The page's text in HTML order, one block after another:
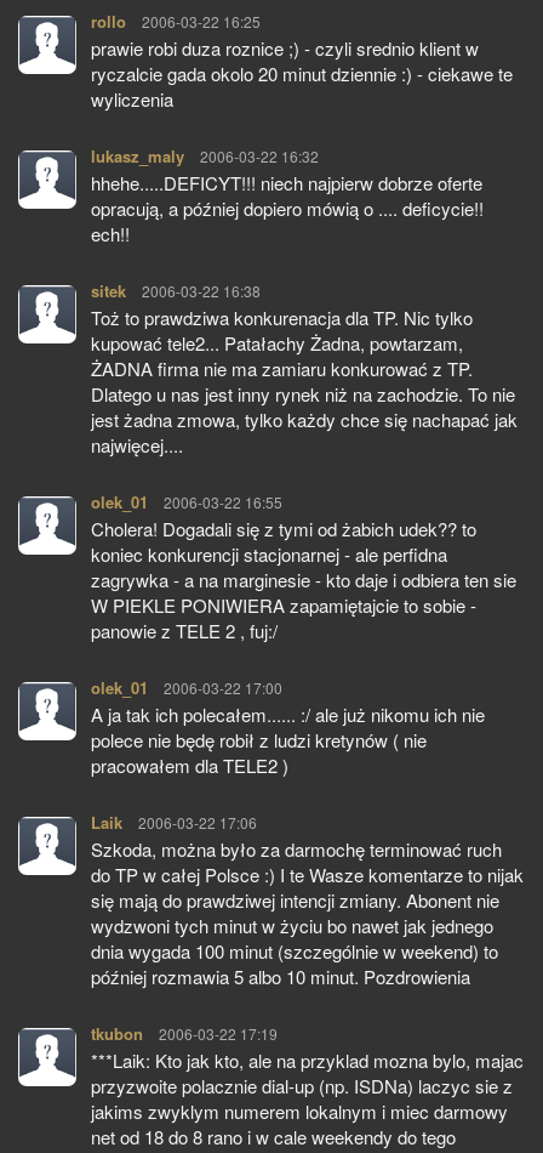
rollo pisze:
2006-03-22 16:25
prawie robi duza roznice ;) - czyli srednio klient w
ryczalcie gada okolo 20 minut dziennie :) - ciekawe te
wyliczenia
lukasz_maly pisze:
2006-03-22 16:32
hhehe.....DEFICYT!!! niech najpierw dobrze oferte
opracują, a później dopiero mówią o .... deficycie!!
ech!!
sitek pisze:
2006-03-22 16:38
Toż to prawdziwa konkurenacja dla TP. Nic tylko
kupować tele2... Patałachy Żadna, powtarzam,
ŻADNA firma nie ma zamiaru konkurować z TP.
Dlatego u nas jest inny rynek niż na zachodzie. To nie
jest żadna zmowa, tylko każdy chce się nachapać jak
najwięcej....
olek_01 pisze:
2006-03-22 16:55
Cholera! Dogadali się z tymi od żabich udek?? to
koniec konkurencji stacjonarnej - ale perfidna
zagrywka - a na marginesie - kto daje i odbiera ten sie
W PIEKLE PONIWIERA zapamiętajcie to sobie -
panowie z TELE 2 , fuj:/
olek_01 pisze:
2006-03-22 17:00
A ja tak ich polecałem...... :/ ale już nikomu ich nie
polece nie będę robił z ludzi kretynów ( nie
pracowałem dla TELE2 )
Laik pisze:
2006-03-22 17:06
Szkoda, można było za darmochę terminować ruch
do TP w całej Polsce :) I te Wasze komentarze to nijak
się mają do prawdziwej intencji zmiany. Abonent nie
wydzwoni tych minut w życiu bo nawet jak jednego
dnia wygada 100 minut (szczególnie w weekend) to
później rozmawia 5 albo 10 minut. Pozdrowienia
tkubon pisze:
2006-03-22 17:19
***Laik: Kto jak kto, ale na przyklad mozna bylo, majac
przyzwoite polacznie dial-up (np. ISDNa) laczyc sie z
jakims zwyklym numerem lokalnym i miec darmowy
net od 18 do 8 rano i w cale weekendy do tego